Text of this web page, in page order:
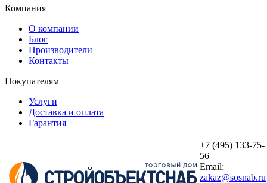
Компания
О компании
Блог
Производители
Контакты
Покупателям
Услуги
Доставка и оплата
Гарантия
+7 (495) 133-75-
56
Email:
zakaz@sosnab.ru